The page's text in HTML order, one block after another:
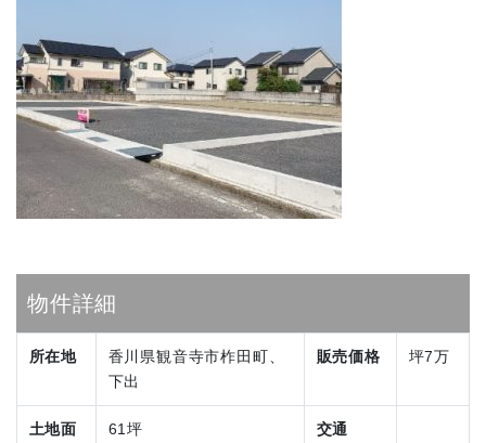
物件詳細
所在地
香川県観音寺市柞田町、
下出
販売価格 坪7万
土地面
61坪 交通